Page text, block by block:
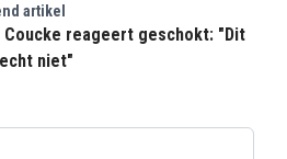
artikel
Coucke reageert geschokt: "Dit
niet"